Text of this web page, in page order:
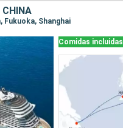
CHINA
Fukuoka, Shanghai
Comidas incluidas